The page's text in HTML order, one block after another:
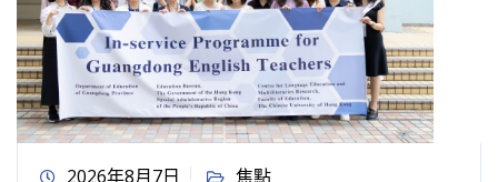
2026年8月7日 焦點